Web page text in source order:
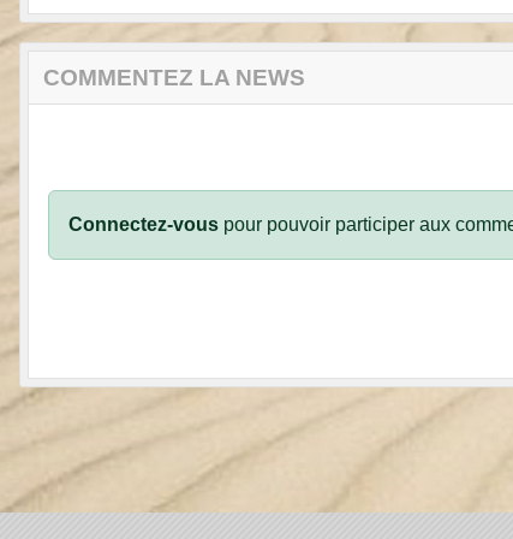
COMMENTEZ LA NEWS
Connectez-vous pour pouvoir participer aux